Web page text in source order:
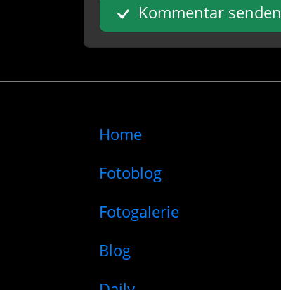
Kommentar senden
Home
Fotoblog
Fotogalerie
Blog